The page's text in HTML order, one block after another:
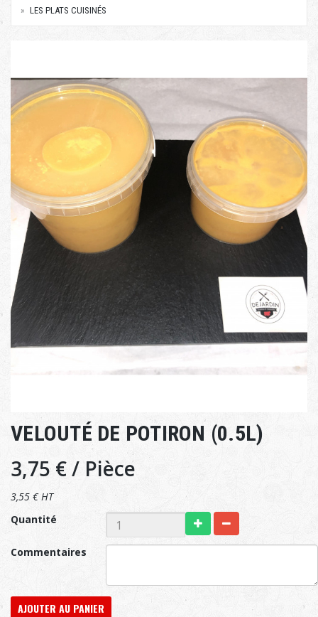
LES PLATS CUISINÉS
VELOUTÉ DE POTIRON (0.5L)
3,75 €/ Pièce
3,55 € HT
Quantité
Commentaires
AJOUTER AU PANIER